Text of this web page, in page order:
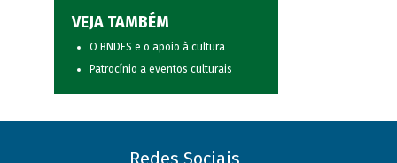
VEJA TAMBÉM
O BNDES e o apoio à cultura
Patrocínio a eventos culturais
Redes Sociais